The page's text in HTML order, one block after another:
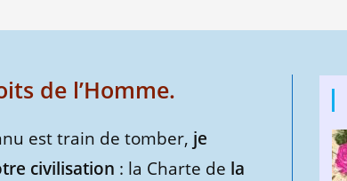
de l’Homme.
est train de tomber, je
civilisation : la Charte de la